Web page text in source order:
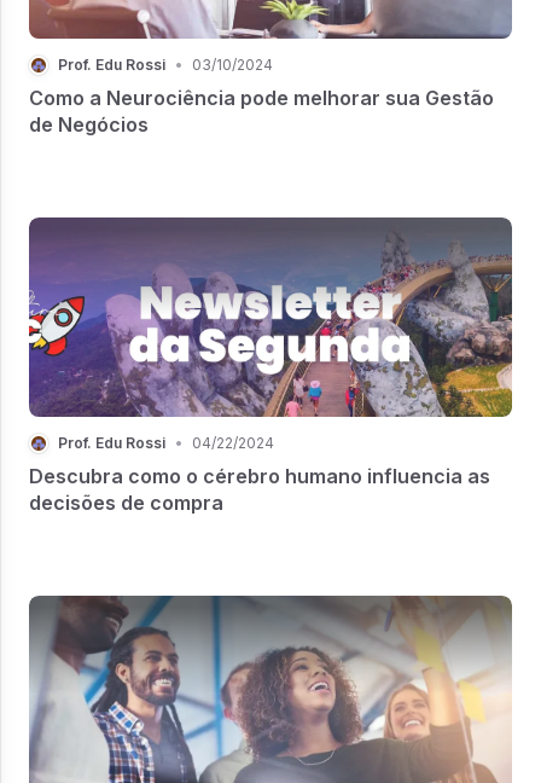
Prof. Edu Rossi • 03/10/2024
Como a Neurociência pode melhorar sua Gestão
de Negócios
Prof. Edu Rossi • 04/22/2024
Descubra como o cérebro humano influencia as
decisões de compra